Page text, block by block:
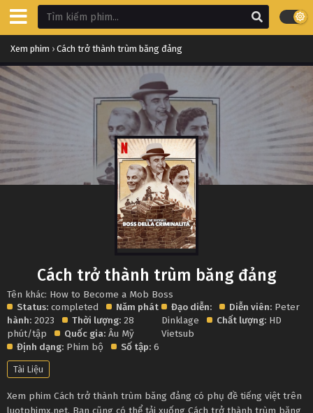
Xem phim › Cách trở thành trùm băng đảng
Cách trở thành trùm băng đảng
Tên khác: How to Become a Mob Boss
Status: completed
Năm phát
hành: 2023 Thời lượng: 28
phút/tập
Quốc gia: Âu Mỹ
Định dạng: Phim bộ Số tập: 6
Đạo diễn: Diễn viên: Peter
Dinklage
Chất lượng:
Vietsub
Tài Liệu
Xem phim Cách trở thành trùm băng đảng có phụ đề tiếng việt trên
luotphimx.net. Bạn cũng có thể tải xuống Cách trở thành trùm băng